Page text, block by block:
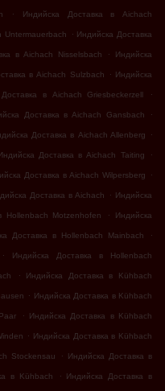
. Индийска Доставка в Aichach
Untermauerbach . Индийска Доставка
в Aichach Nisselsbach . Индийска
в Aichach Sulzbach . Индийска
в Aichach Griesbeckerzell .
Доставка в Aichach Gansbach .
Доставка в Aichach Allenberg .
Доставка в Aichach Taiting .
Доставка в Aichach Wilpersberg .
Доставка в Aichach . Индийска
Hollenbach Motzenhofen . Индийска
Доставка в Hollenbach Mainbach .
. Индийска Доставка в Hollenbach
. Индийска Доставка в Kühbach
. Индийска Доставка в Kühbach
. Индийска Доставка в Kühbach
. Индийска Доставка в Kühbach
Stockensau . Индийска Доставка в
в Kühbach . Индийска Доставка в